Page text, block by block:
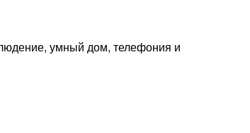
умный дом, телефония и